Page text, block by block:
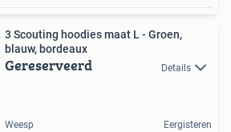
3 Scouting hoodies maat L - Groen,
blauw, bordeaux
Gereserveerd Details
Weesp Eergisteren